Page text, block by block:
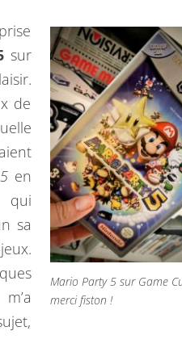
Mario Party 5 sur Game
merci fiston !
sur
de
en
qui
sa